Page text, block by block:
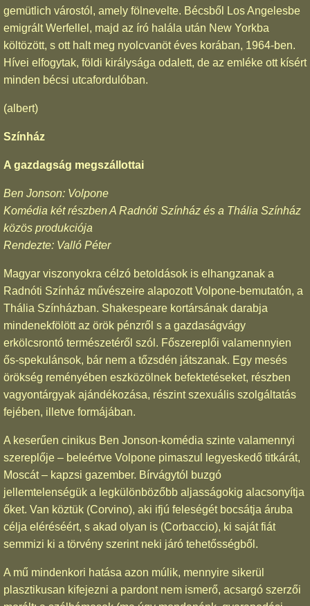
gemütlich várostól, amely fölnevelte. Bécsből Los Angelesbe
emigrált Werfellel, majd az író halála után New Yorkba
költözött, s ott halt meg nyolcvanöt éves korában, 1964-ben.
Hívei elfogytak, földi királysága odalett, de az emléke ott kísért
minden bécsi utcafordulóban.
(albert)
Színház
A gazdagság megszállottai
Ben Jonson: Volpone
Komédia két részben A Radnóti Színház és a Thália Színház
közös produkciója
Rendezte: Valló Péter
Magyar viszonyokra célzó betoldások is elhangzanak a
Radnóti Színház művészeire alapozott Volpone-bemutatón, a
Thália Színházban. Shakespeare kortársának darabja
mindenekfölött az örök pénzről s a gazdaságvágy
erkölcsrontó természetéről szól. Főszereplői valamennyien
ős-spekulánsok, bár nem a tőzsdén játszanak. Egy mesés
örökség reményében eszközölnek befektetéseket, részben
vagyontárgyak ajándékozása, részint szexuális szolgáltatás
fejében, illetve formájában.
A keserűen cinikus Ben Jonson-komédia szinte valamennyi
szereplője – beleértve Volpone pimaszul legyeskedő titkárát,
Moscát – kapzsi gazember. Bírvágytól buzgó
jellemtelenségük a legkülönbözőbb aljasságokig alacsonyítja
őket. Van köztük (Corvino), aki ifjú feleségét bocsátja áruba
célja eléréséért, s akad olyan is (Corbaccio), ki saját fiát
semmizi ki a törvény szerint neki járó tehetősségből.
A mű mindenkori hatása azon múlik, mennyire sikerül
plasztikusan kifejezni a pardont nem ismerő, acsargó szerzői